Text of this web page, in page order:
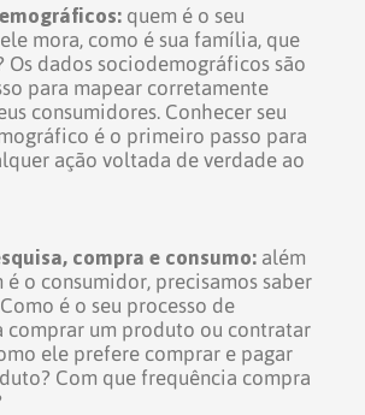
quem é o seu
mora, como é sua família, que
Os dados sociodemográficos são
para mapear corretamente
consumidores. Conhecer seu
é o primeiro passo para
ação voltada de verdade ao
compra e consumo: além
é o consumidor, precisamos saber
é o seu processo de
comprar um produto ou contratar
ele prefere comprar e pagar
Com que frequência compra